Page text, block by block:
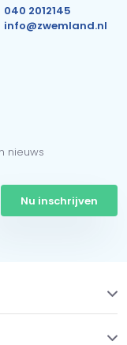
040 2012145
info@zwemland.nl
nieuws
Nu inschrijven